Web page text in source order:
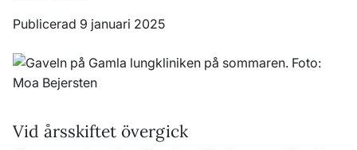
Publicerad 9 januari 2025
Vid årsskiftet övergick